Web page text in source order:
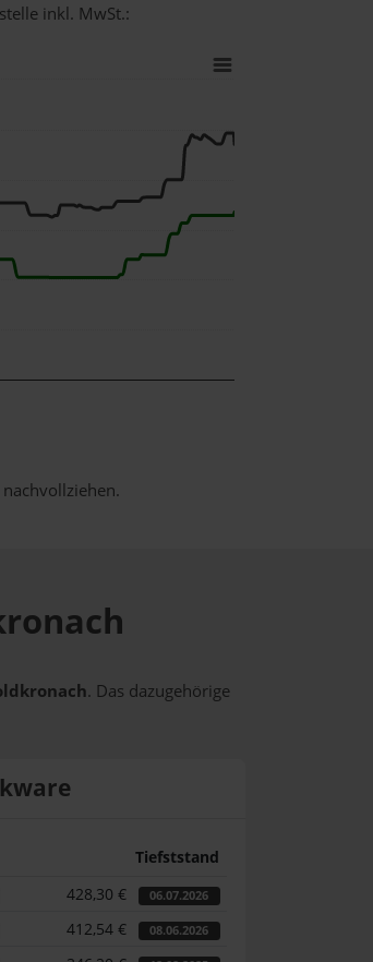
inkl. MwSt.:
nachvollziehen.
. Das dazugehörige
Tiefststand
428,30 € 06.07.2026
412,54 € 08.06.2026